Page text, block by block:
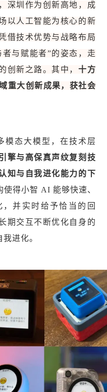
深圳作为创新高地，成
以人工智能为核心的新
借技术优势与战略布局
与赋能者”的姿态，走
创新之路。其中，十方
重大创新成果，获社会
模态大模型，在技术层
擎与高保真声纹复刻技
知与自我进化能力的下
使得小智 AI 能够快速、
并实时给予恰当的回
期交互不断优化自身的
进化。